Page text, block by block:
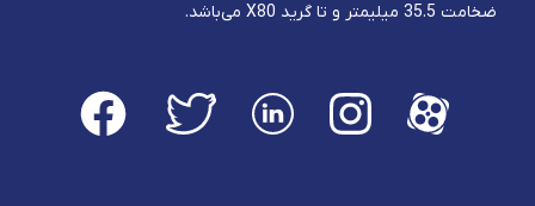
ضخامت 35.5 میلیمتر و تا گرید X80 می‌باشد.